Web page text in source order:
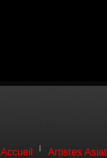
Accueil Artistes